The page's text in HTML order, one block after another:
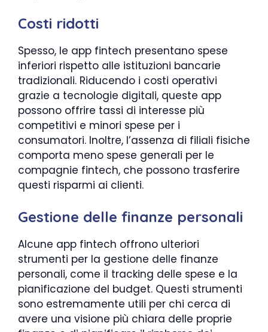
Costi ridotti
Spesso, le app fintech presentano spese
inferiori rispetto alle istituzioni bancarie
tradizionali. Riducendo i costi operativi
grazie a tecnologie digitali, queste app
possono offrire tassi di interesse più
competitivi e minori spese per i
consumatori. Inoltre, l’assenza di filiali fisiche
comporta meno spese generali per le
compagnie fintech, che possono trasferire
questi risparmi ai clienti.
Gestione delle finanze personali
Alcune app fintech offrono ulteriori
strumenti per la gestione delle finanze
personali, come il tracking delle spese e la
pianificazione del budget. Questi strumenti
sono estremamente utili per chi cerca di
avere una visione più chiara delle proprie